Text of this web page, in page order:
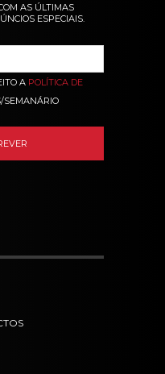
AS ÚLTIMAS
ESPECIAIS.
A POLÍTICA DE
SEMANÁRIO